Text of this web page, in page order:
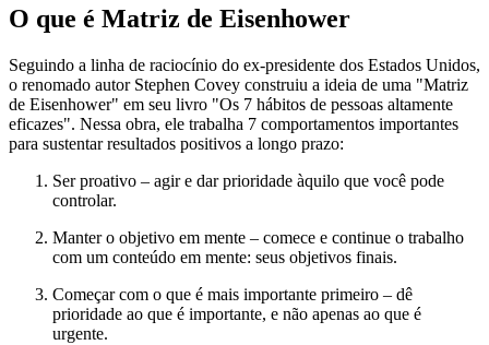
O que é Matriz de Eisenhower
Seguindo a linha de raciocínio do ex-presidente dos Estados Unidos,
o renomado autor Stephen Covey construiu a ideia de uma "Matriz
de Eisenhower" em seu livro "Os 7 hábitos de pessoas altamente
eficazes". Nessa obra, ele trabalha 7 comportamentos importantes
para sustentar resultados positivos a longo prazo:
Ser proativo – agir e dar prioridade àquilo que você pode
controlar.
Manter o objetivo em mente – comece e continue o trabalho
com um conteúdo em mente: seus objetivos finais.
Começar com o que é mais importante primeiro – dê
prioridade ao que é importante, e não apenas ao que é
urgente.